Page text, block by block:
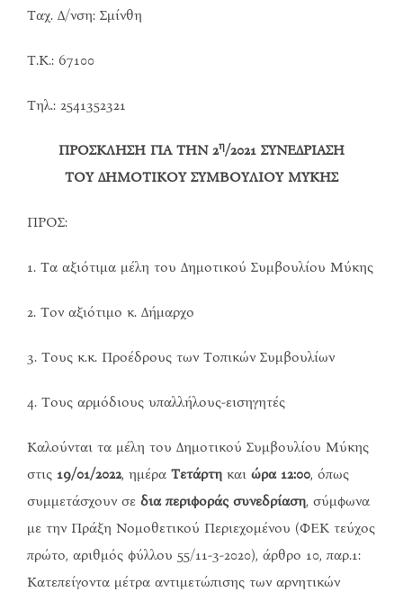
Ταχ. Δ/νση: Σμίνθη
Τ.Κ.: 67100
Τηλ.: 2541352321
ΠΡΟΣΚΛΗΣΗ ΓΙΑ ΤΗΝ 2η/2021 ΣΥΝΕΔΡΙΑΣΗ
ΤΟΥ ΔΗΜΟΤΙΚΟΥ ΣΥΜΒΟΥΛΙΟΥ ΜΥΚΗΣ
ΠΡΟΣ:
1. Τα αξιότιμα μέλη του Δημοτικού Συμβουλίου Μύκης
2. Τον αξιότιμο κ. Δήμαρχο
3. Τους κ.κ. Προέδρους των Τοπικών Συμβουλίων
4. Τους αρμόδιους υπαλλήλους-εισηγητές
Καλούνται τα μέλη του Δημοτικού Συμβουλίου Μύκης
στις 19/01/2022, ημέρα Τετάρτη και ώρα 12:00, όπως
συμμετάσχουν σε δια περιφοράς συνεδρίαση, σύμφωνα
με την Πράξη Νομοθετικού Περιεχομένου (ΦΕΚ τεύχος
πρώτο, αριθμός φύλλου 55/11-3-2020), άρθρο 10, παρ.1:
Κατεπείγοντα μέτρα αντιμετώπισης των αρνητικών